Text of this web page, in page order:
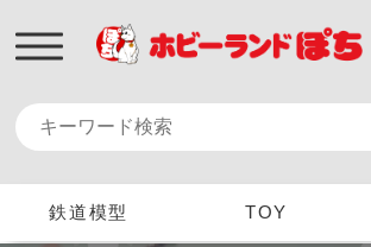
鉄道模型 TOY